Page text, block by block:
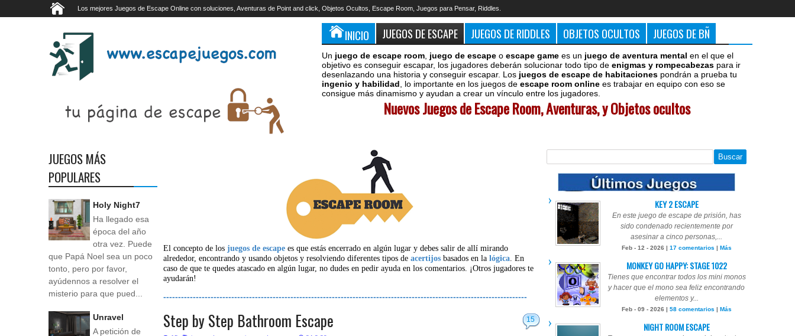
Los mejores Juegos de Escape Online con soluciones, Aventuras de Point and click, Objetos Ocultos, Escape Room, Juegos para Pensar, Riddles.
INICIO JUEGOS DE ESCAPE JUEGOS DE RIDDLES OBJETOS OCULTOS JUEGOS DE BÑ
Un juego de escape room juego de escape o escape game es un juego de aventura mental en el que el
objetivo es conseguir escapar, los jugadores deberán solucionar todo tipo de enigmas y rompecabezas para ir
desenlazando una historia y conseguir escapar. Los juegos de escape de habitaciones pondrán a prueba tu
ingenio y habilidad , lo importante en los juegos de escape room online es trabajar en equipo con eso se
consigue más dinamismo y ayudan a crear un vínculo entre los jugadores.
Nuevos Juegos de Escape Room, Aventuras, y Objetos ocultos
El concepto de losjuegos de escape es que estás encerrado en algún lugar y debes salir de allí mirando
alrededor, encontrando y usando objetos y resolviendo diferentes tipos deacertijos basados en lalógica. En
caso de que te quedes atascado en algún lugar, no dudes en pedir ayuda en los comentarios. ¡Otros jugadores te
ayudarán!
---------------------------------------------------------------------------------------------------------------------------
15
Step by Step Bathroom Escape
JUEGOS MÁS
POPULARES
Holy Night7
Ha llegado esa
época del año
otra vez. Puede
que Papá Noel sea un poco
tonto, pero por favor,
ayúdennos a resolver el
misterio para que pued...
Unravel
A petición de
KEY 2 ESCAPE
En este juego de escape de prisión, has
sido condenado recientemente por
asesinar a cinco personas,...
Feb - 12 - 2026 | 17 comentarios | Más
MONKEY GO HAPPY: STAGE 1022
Tienes que encontrar todos los mini monos
y hacer que el mono sea feliz encontrando
elementos y...
Feb - 09 - 2026 | 58 comentarios | Más
NIGHT ROOM ESCAPE